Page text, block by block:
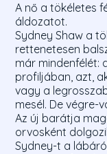
A nő a tökéletes
áldozatot.
Sydney Shaw a
rettenetesen
már mindenfélét:
profiljában, azt,
vagy a
mesél. De végre-
Az új barátja
orvosként
Sydney-t a